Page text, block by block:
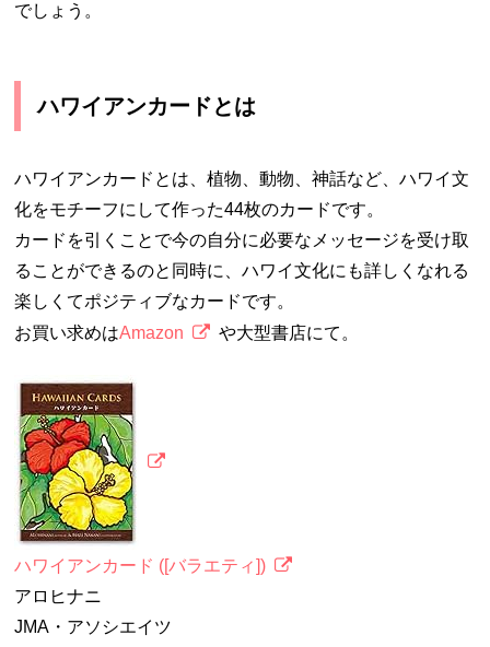
でしょう。
ハワイアンカードとは
ハワイアンカードとは、植物、動物、神話など、ハワイ文
化をモチーフにして作った44枚のカードです。
カードを引くことで今の自分に必要なメッセージを受け取
ることができるのと同時に、ハワイ文化にも詳しくなれる
楽しくてポジティブなカードです。
お買い求めはAmazon や大型書店にて。
ハワイアンカード ([バラエティ])
アロヒナニ
JMA・アソシエイツ